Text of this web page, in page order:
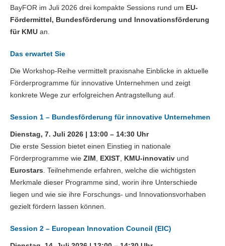
BayFOR im Juli 2026 drei kompakte Sessions rund um EU-
Fördermittel, Bundesförderung und Innovationsförderung
für KMU an.
Das erwartet Sie
Die Workshop-Reihe vermittelt praxisnahe Einblicke in aktuelle
Förderprogramme für innovative Unternehmen und zeigt
konkrete Wege zur erfolgreichen Antragstellung auf.
Session 1 – Bundesförderung für innovative Unternehmen
Dienstag, 7. Juli 2026 | 13:00 – 14:30 Uhr
Die erste Session bietet einen Einstieg in nationale
Förderprogramme wie ZIM EXIST KMU-innovativ und
Eurostars . Teilnehmende erfahren, welche die wichtigsten
Merkmale dieser Programme sind, worin ihre Unterschiede
liegen und wie sie ihre Forschungs- und Innovationsvorhaben
gezielt fördern lassen können.
Session 2 – European Innovation Council (EIC)